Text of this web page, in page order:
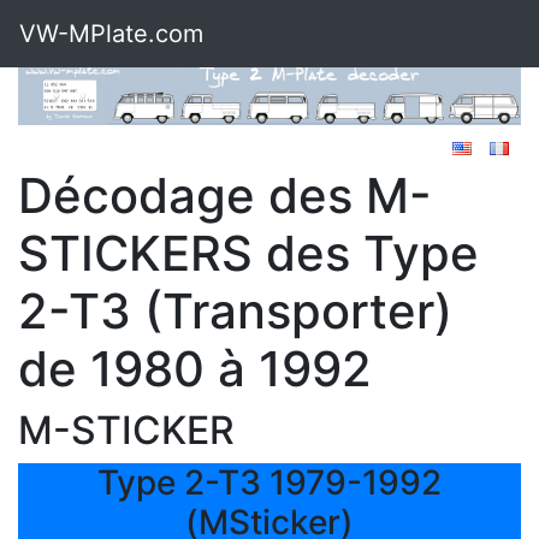
VW-MPlate.com
Décodage des M-
STICKERS des Type
2-T3 (Transporter)
de 1980 à 1992
M-STICKER
Type 2-T3 1979-1992
(MSticker)